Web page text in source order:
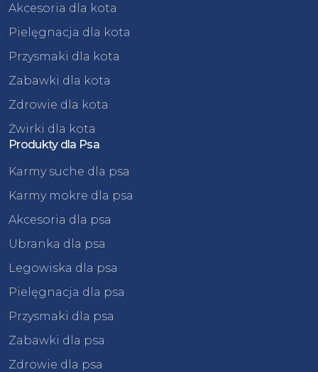
Akcesoria dla kota
Pielęgnacja dla kota
Przysmaki dla kota
Zabawki dla kota
Zdrowie dla kota
Żwirki dla kota
Produkty dla Psa
Karmy suche dla psa
Karmy mokre dla psa
Akcesoria dla psa
Ubranka dla psa
Legowiska dla psa
Pielęgnacja dla psa
Przysmaki dla psa
Zabawki dla psa
Zdrowie dla psa